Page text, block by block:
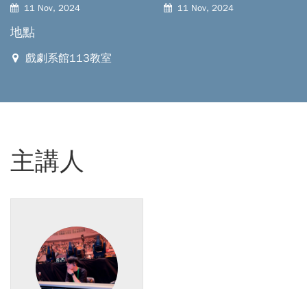
11 Nov, 2024 11 Nov, 2024
地點
戲劇系館113教室
主講人